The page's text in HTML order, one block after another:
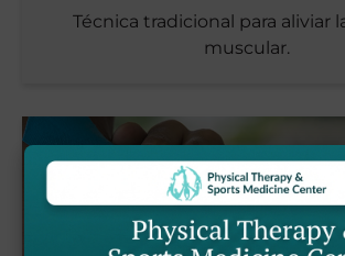
Técnica tradicional para aliviar
muscular.